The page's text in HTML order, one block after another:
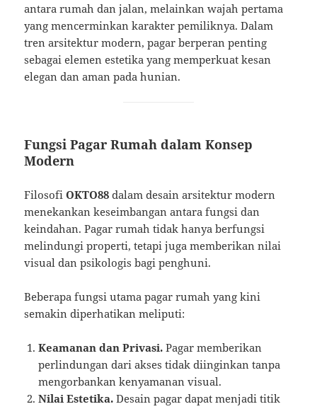
antara rumah dan jalan, melainkan wajah pertama
yang mencerminkan karakter pemiliknya. Dalam
tren arsitektur modern, pagar berperan penting
sebagai elemen estetika yang memperkuat kesan
elegan dan aman pada hunian.
Fungsi Pagar Rumah dalam Konsep
Modern
FilosofiOKTO88 dalam desain arsitektur modern
menekankan keseimbangan antara fungsi dan
keindahan. Pagar rumah tidak hanya berfungsi
melindungi properti, tetapi juga memberikan nilai
visual dan psikologis bagi penghuni.
Beberapa fungsi utama pagar rumah yang kini
semakin diperhatikan meliputi:
Keamanan dan Privasi. Pagar memberikan
perlindungan dari akses tidak diinginkan tanpa
mengorbankan kenyamanan visual.
Nilai Estetika. Desain pagar dapat menjadi titik